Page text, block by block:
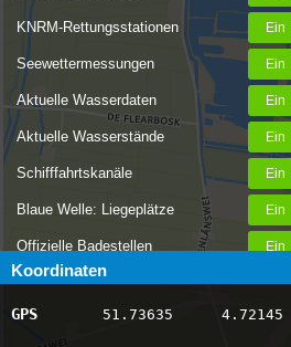
KNRM-Rettungsstationen
Seewettermessungen
Aktuelle Wasserdaten
Aktuelle Wasserstände
Schifffahrtskanäle
Blaue Welle: Liegeplätze
Offizielle Badestellen
Nachrichten Binnenschifffahrt
AIS-Schiffspositionen
Koordinaten
GPS 51.73635 4.72145